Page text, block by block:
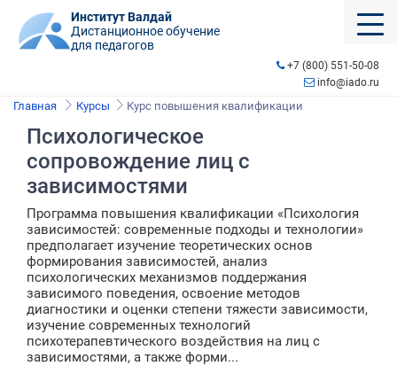
Институт Валдай
Дистанционное обучение
для педагогов
+7 (800) 551-50-08
info@iado.ru
Главная Курсы Курс повышения квалификации
Психологическое
сопровождение лиц с
зависимостями
Программа повышения квалификации «Психология
зависимостей: современные подходы и технологии»
предполагает изучение теоретических основ
формирования зависимостей, анализ
психологических механизмов поддержания
зависимого поведения, освоение методов
диагностики и оценки степени тяжести зависимости,
изучение современных технологий
психотерапевтического воздействия на лиц с
зависимостями, а также форми...